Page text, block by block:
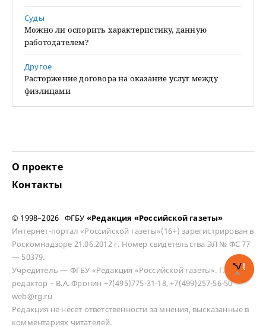
Суды
Можно ли оспорить характеристику, данную
работодателем?
Другое
Расторжение договора на оказание услуг между
физлицами
О проекте
Контакты
© 1998–2026 ФГБУ «Редакция «Российской газеты»
Интернет-портал «Российской газеты»(16+) зарегистрирован в
Роскомнадзоре 21.06.2012 г. Номер свидетельства ЭЛ № ФС 77
— 50379.
Учредитель — ФГБУ «Редакция «Российской газеты». Главный
редактор – В.А. Фронин +7(495)775-31-18, +7(499)257-56-50
web@rg.ru
Редакция не несет ответственности за мнения, высказанные в
комментариях читателей.